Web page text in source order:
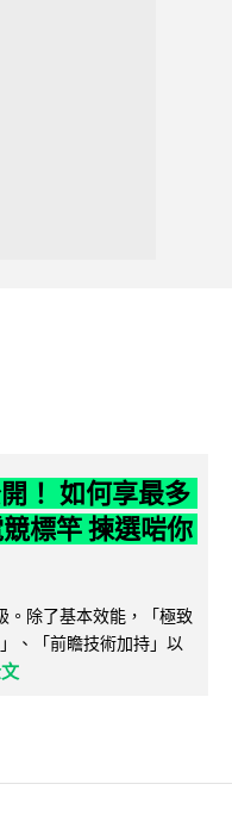
！ 如何享最多
標竿 揀選啱你
。除了基本效能，「極致
、「前瞻技術加持」以